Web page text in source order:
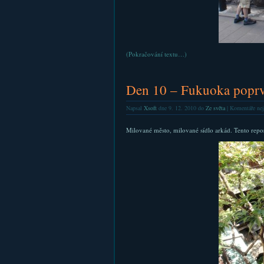
(Pokračování textu…)
Den 10 – Fukuoka
Napsal Xsoftdne 9. 12. 2010 do Ze světa| Komentáře
Milované město, milované sídlo arkád. Tento